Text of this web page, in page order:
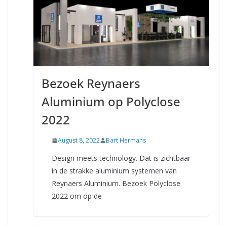
Bezoek Reynaers
Aluminium op Polyclose
2022
August 8, 2022 Bart Hermans
Design meets technology. Dat is zichtbaar
in de strakke aluminium systemen van
Reynaers Aluminium. Bezoek Polyclose
2022 om op de